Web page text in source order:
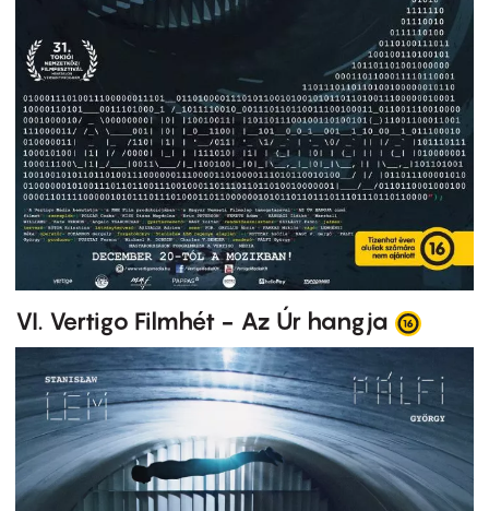
VI. Vertigo Filmhét - Az Úr hangja